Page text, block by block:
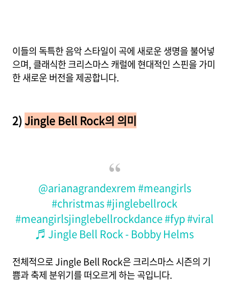
이들의 독특한 음악 스타일이 곡에 새로운 생명을 불어넣
으며, 클래식한 크리스마스 캐럴에 현대적인 스핀을 가미
한 새로운 버전을 제공합니다.
2)Jingle Bell Rock의 의미
@arianagrandexrem #meangirls
#christmas#jinglebellrock
#meangirlsjinglebellrockdance#fyp#viral
♬ Jingle Bell Rock - Bobby Helms
전체적으로 Jingle Bell Rock은 크리스마스 시즌의 기
쁨과 축제 분위기를 떠오르게 하는 곡입니다.